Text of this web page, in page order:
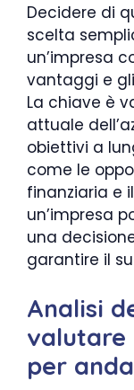
Decidere di
scelta
un’impresa
vantaggi e
La chiave è
attuale
obiettivi a
come le
finanziaria e
un’impresa
una
garantire il
Analisi
valutare
per